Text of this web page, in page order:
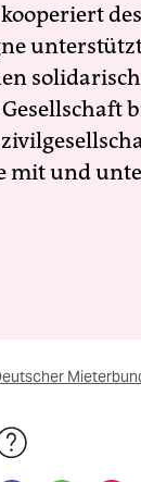
mit und